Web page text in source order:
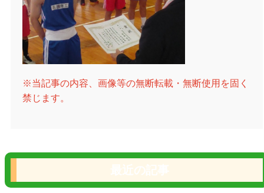
※当記事の内容、画像等の無断転載・無断使用を固く
禁じます。